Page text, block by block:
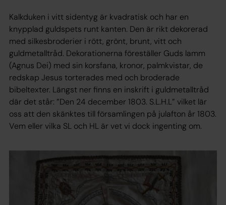
Kalkduken i vitt sidentyg är kvadratisk och har en
knypplad guldspets runt kanten. Den är rikt dekorerad
med silkesbroderier i rött, grönt, brunt, vitt och
guldmetalltråd. Dekorationerna föreställer Guds lamm
(Agnus Dei) med sin korsfana, kronor, palmkvistar, de
redskap Jesus torterades med och broderade
bibeltexter. Längst ner finns en inskrift i guldmetalltråd
där det står: ”Den 24 december 1803. S.L.H.L” vilket lär
oss att den skänktes till församlingen på julafton år 1803.
Vem eller vilka SL och HL är vet vi dock ingenting om.